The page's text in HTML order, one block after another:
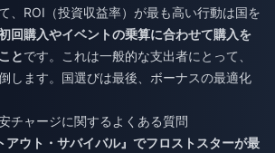
、ROI（投資収益率）が最も高い行動は国を
回購入やイベントの乗算に合わせて購入を
とです。これは一般的な支出者にとって、
します。国選びは最後、ボーナスの最適化
チャージに関するよくある質問
ウト・サバイバル』でフロストスターが最